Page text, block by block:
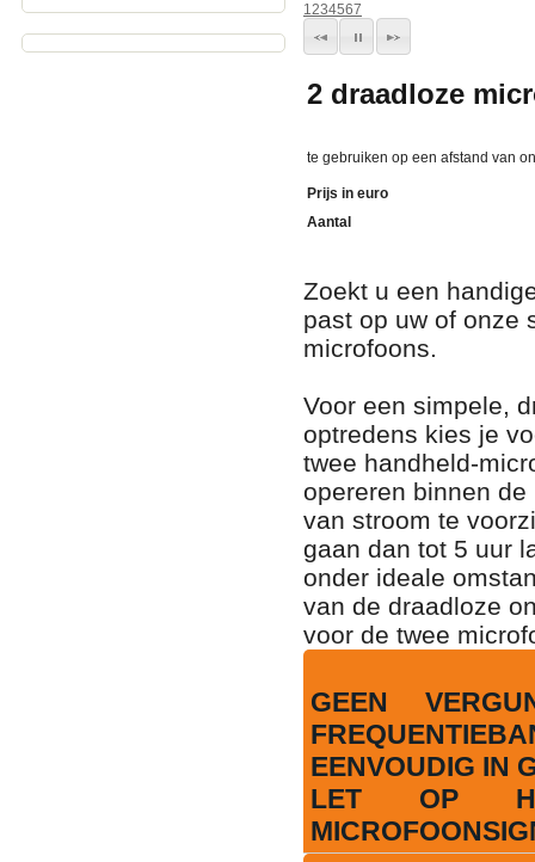
1234567
2 draadloze
te gebruiken op een afstand van
Prijs in euro
Aantal
Zoekt u een
past op uw of onze
microfoons.
Voor een simpele,
optredens kies je
twee handheld-
opereren binnen
van stroom te
gaan dan tot 5 uur
onder ideale
van de draadloze
voor de twee
GEEN
EENVOUDIG IN
LET OP